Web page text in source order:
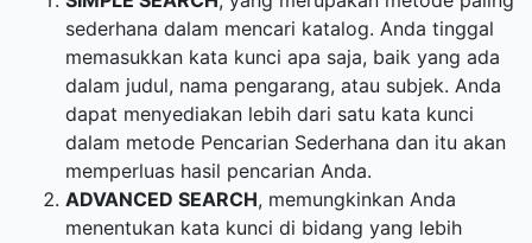
sederhana dalam mencari katalog. Anda tinggal
memasukkan kata kunci apa saja, baik yang ada
dalam judul, nama pengarang, atau subjek. Anda
dapat menyediakan lebih dari satu kata kunci
dalam metode Pencarian Sederhana dan itu akan
memperluas hasil pencarian Anda.
ADVANCED SEARCH, memungkinkan Anda
menentukan kata kunci di bidang yang lebih